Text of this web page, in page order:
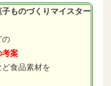
ものづくりマイスター
の
考案
食品素材を